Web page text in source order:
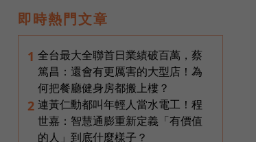
即時熱門文章
1 全台最大全聯首日業績破百萬，蔡
篤昌：還會有更厲害的大型店！為
何把餐廳健身房都搬上樓？
2 連黃仁勳都叫年輕人當水電工！程
世嘉：智慧通膨重新定義「有價值
的人」到底什麼樣子？